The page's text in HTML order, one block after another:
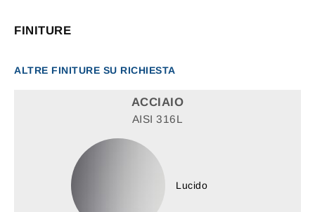
FINITURE
ALTRE FINITURE SU RICHIESTA
ACCIAIO
AISI 316L
Lucido